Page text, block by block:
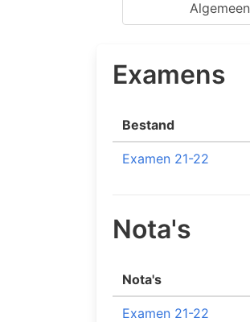
Algemeen
Examens
Bestand
Examen 21-22
Nota's
Nota's
Examen 21-22